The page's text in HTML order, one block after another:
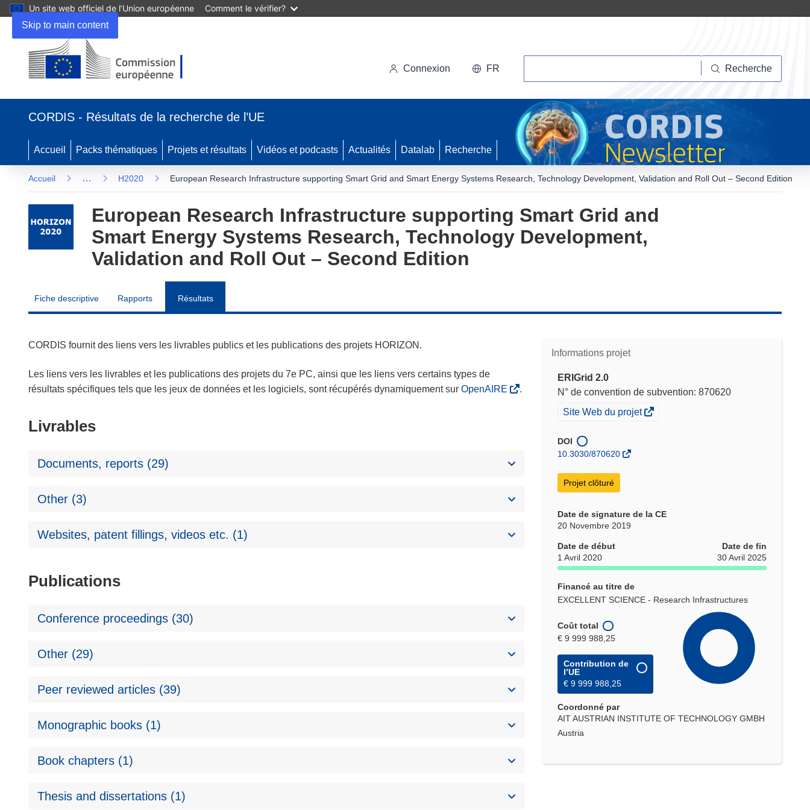
Skip to main content
Un site web officiel de l’Union européenne Comment le vérifier?
une
fenêtre)
Connexion FR Recherche
CORDIS - Résultats de la recherche de l’UE
Accueil Packs thématiques Projets et résultats Vidéos et podcasts Actualités Datalab Recherche
Accueil … H2020 European Research Infrastructure supporting Smart Grid and Smart Energy Systems Research, Technology Development, Validation and Roll Out – Second Edition
European Research Infrastructure supporting Smart Grid and
Smart Energy Systems Research, Technology Development,
Validation and Roll Out – Second Edition
Fiche descriptive Rapports Résultats
Informations projet
ERIGrid 2.0
N° de convention de subvention: 870620
(s’ouvre
nouvelle
fenêtre)
Site Web du projet
DOI
10.3030/870620
Projet clôturé
Date de signature de la CE
20 Novembre 2019
Date de début
1 Avril 2020
Date de fin
30 Avril 2025
Financé au titre de
EXCELLENT SCIENCE - Research Infrastructures
Coût total
€ 9 999 988,25
Contribution de
l’UE
€ 9 999 988,25
Coordonné par
AIT AUSTRIAN INSTITUTE OF TECHNOLOGY GMBH
Austria
CORDIS fournit des liens vers les livrables publics et les publications des projets HORIZON.
Les liens vers les livrables et les publications des projets du 7e PC, ainsi que les liens vers certains types de
résultats spécifiques tels que les jeux de données et les logiciels, sont récupérés dynamiquement sur OpenAIRE .
Livrables
Documents, reports (29)
Other (3)
Websites, patent fillings, videos etc. (1)
Publications
Conference proceedings (30)
Other (29)
Peer reviewed articles (39)
Monographic books (1)
Book chapters (1)
Thesis and dissertations (1)